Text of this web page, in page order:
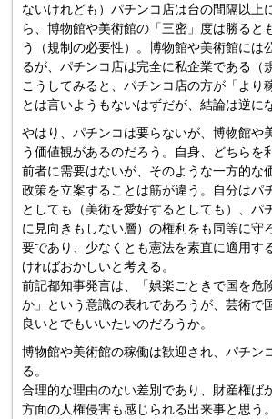
ないけれども）パチンコ店は台の間隔以上
ら、博物館や美術館の「三密」度は勝ると
う（規制の必要性）。博物館や美術館には
るが、パチンコ店は完全に私企業である（
こうしてみると、パチンコ店の方が「より
とは言いようもないはずだが、結論は逆に
やはり、パチンコは要らないが、博物館や
う価値観があるのだろう。自身、どちらを
前者に需要はないが、そのような一方的な
政策を立案することは筋が違う。自分はパ
としても（美術を愛好するとしても）、パ
に見向きもしない層）の権利をも同等に守
要であり、少なくとも憲法を素直に適用す
ければおかしいと考える。
前記都知事発言は、「娯楽ごときで国を危
か」という意識の表れであろうが、芸術で
良いとでもいいたいのだろうか。
博物館や美術館の稼働は歓迎され、パチン
る。
合理的な理由のない差別であり、財産権ば
方面の人権侵害も感じられる出来事と思う